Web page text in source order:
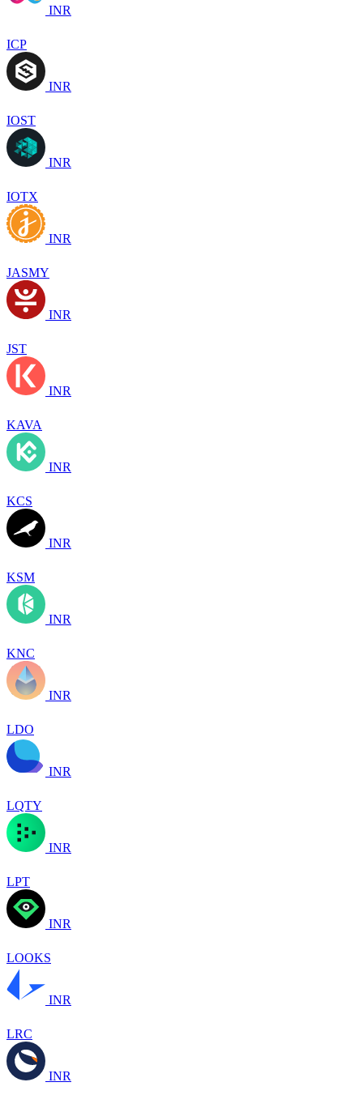
INR
ICP
INR
IOST
INR
IOTX
INR
JASMY
INR
JST
INR
KAVA
INR
KCS
INR
KSM
INR
KNC
INR
LDO
INR
LQTY
INR
LPT
INR
LOOKS
INR
LRC
INR